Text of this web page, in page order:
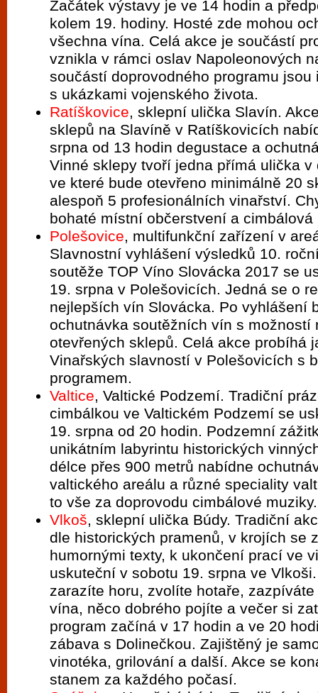
Začátek výstavy je ve 14 hodin a
kolem 19. hodiny. Hosté zde mohou
všechna vína. Celá akce je součástí
vznikla v rámci oslav Napoleonových
součástí doprovodného programu
s ukázkami vojenského života.
Ratíškovice, sklepní ulička Slavín.
sklepů na Slavíně v Ratíškovicích
srpna od 13 hodin degustace a
Vinné sklepy tvoří jedna přímá ulička v
ve které bude otevřeno minimálně 20
alespoň 5 profesionálních vinařství.
bohaté místní občerstvení a cimbálová
Polešovice, multifunkční zařízení v
Slavnostní vyhlášení výsledků 10.
soutěže TOP Víno Slovácka 2017 se
19. srpna v Polešovicích. Jedná se o
nejlepších vín Slovácka. Po vyhlášení
ochutnávka soutěžních vín s možností
otevřených sklepů. Celá akce probíhá
Vinařských slavností v Polešovicích s
programem.
Valtice, Valtické Podzemí. Tradiční
cimbálkou ve Valtickém Podzemí se
19. srpna od 20 hodin. Podzemní
unikátním labyrintu historických
délce přes 900 metrů nabídne
valtického areálu a různé speciality
to vše za doprovodu cimbálové muziky.
Vlkoš, sklepní ulička Búdy. Tradiční
dle historických pramenů, v krojích se
humornými texty, k ukončení prací ve
uskuteční v sobotu 19. srpna ve
zarazíte horu, zvolíte hotaře,
vína, něco dobrého pojíte a večer si
program začíná v 17 hodin a ve 20
zábava s Dolinečkou. Zajištěný je
vinotéka, grilování a další. Akce se
stanem za každého počasí.